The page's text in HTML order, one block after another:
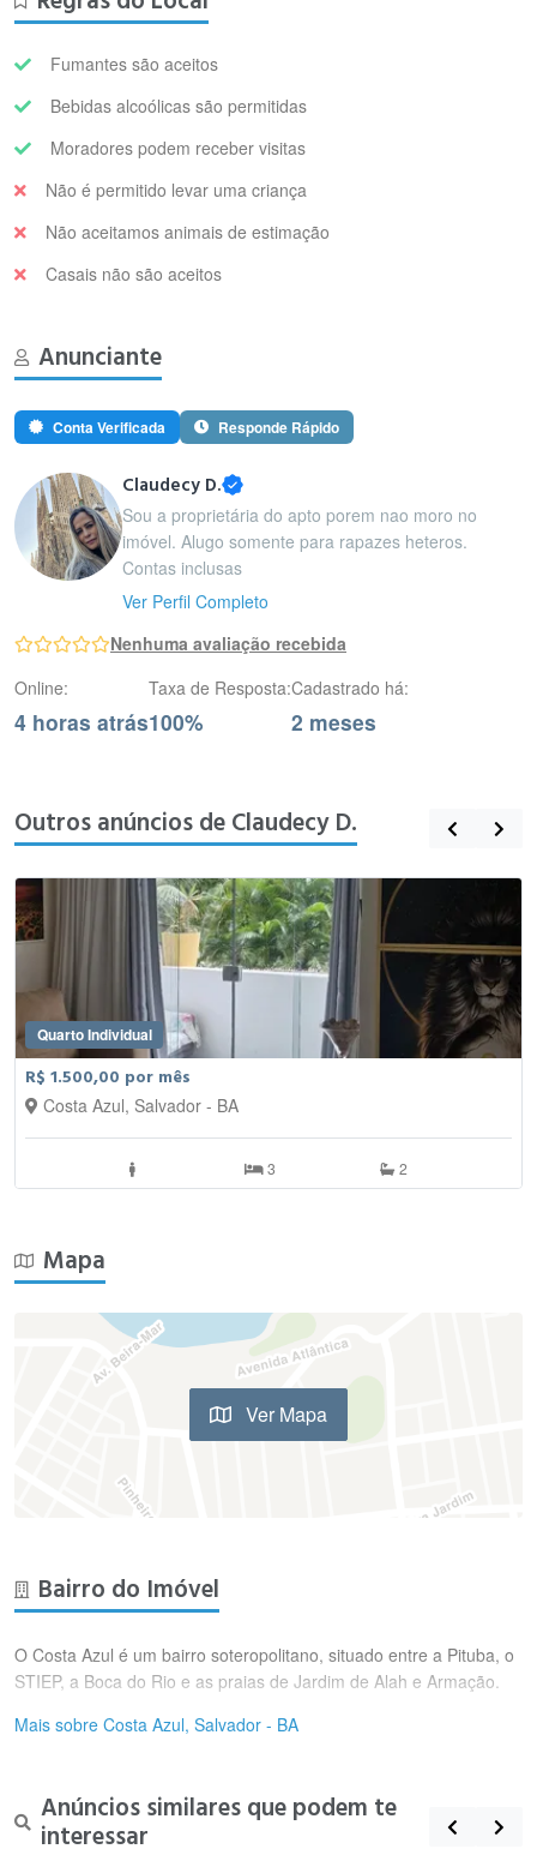
Fumantes são aceitos
Bebidas alcoólicas são permitidas
Moradores podem receber visitas
Não é permitido levar uma criança
Não aceitamos animais de estimação
Casais não são aceitos
Anunciante
Conta Verificada Responde Rápido
Claudecy D.
Sou a proprietária do apto porem nao moro no
imóvel. Alugo somente para rapazes heteros.
Contas inclusas
Ver Perfil Completo
Nenhuma avaliação recebida
Online:
4 horas atrás
Taxa de Resposta:
100%
Cadastrado há:
2 meses
Outros anúncios de Claudecy D.
Quarto Individual
R$ 1.500,00 por mês
Costa Azul, Salvador - BA
3 2
Mapa
Ver Mapa
Bairro do Imóvel
O Costa Azul é um bairro soteropolitano, situado entre a Pituba, o
STIEP, a Boca do Rio e as praias de Jardim de Alah e Armação.
Mais sobre Costa Azul, Salvador - BA
Anúncios similares que podem te
interessar